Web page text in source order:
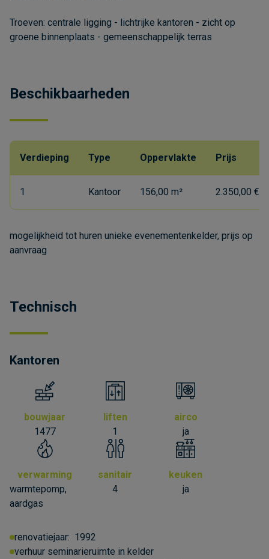
Troeven: centrale ligging - lichtrijke kantoren - zicht op
groene binnenplaats - gemeenschappelijk terras
Beschikbaarheden
Verdieping Type Oppervlakte Prijs
1 Kantoor 156,00 m² 2.350,00 €/
mogelijkheid tot huren unieke evenementenkelder, prijs op
aanvraag
Technisch
Kantoren
bouwjaar
1477
liften
1
airco
ja
verwarming
warmtepomp,
aardgas
sanitair
4
keuken
ja
renovatiejaar: 1992
verhuur seminarieruimte in kelder